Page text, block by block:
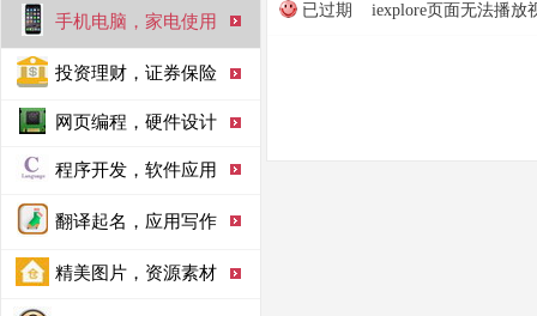
手机电脑，家电使用
投资理财，证券保险
网页编程，硬件设计
程序开发，软件应用
翻译起名，应用写作
精美图片，资源素材
已过期 iexplore页面无法播放